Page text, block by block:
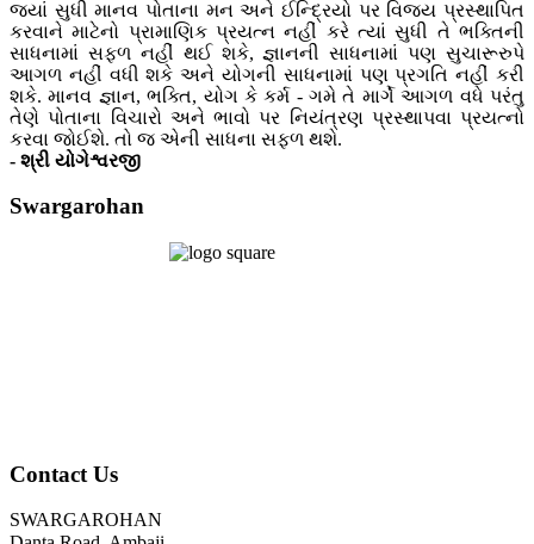
જ્યાં સુધી માનવ પોતાના મન અને ઈન્દ્રિયો પર વિજય પ્રસ્થાપિત
કરવાને માટેનો પ્રામાણિક પ્રયત્ન નહીં કરે ત્યાં સુધી તે ભક્તિની
સાધનામાં સફળ નહીં થઈ શકે, જ્ઞાનની સાધનામાં પણ સુચારૂરુપે
આગળ નહીં વધી શકે અને યોગની સાધનામાં પણ પ્રગતિ નહીં કરી
શકે. માનવ જ્ઞાન, ભક્તિ, યોગ કે કર્મ - ગમે તે માર્ગે આગળ વધે પરંતુ
તેણે પોતાના વિચારો અને ભાવો પર નિયંત્રણ પ્રસ્થાપવા પ્રયત્નો
કરવા જોઈશે. તો જ એની સાધના સફળ થશે.
- શ્રી યોગેશ્વરજી
Swargarohan
Contact Us
SWARGAROHAN